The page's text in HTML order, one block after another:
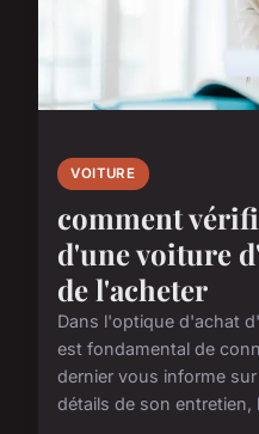
VOITURE
comment
d'une voiture
de l'acheter
Dans l'optique d'achat
est fondamental de
dernier vous informe
détails de son entretien,